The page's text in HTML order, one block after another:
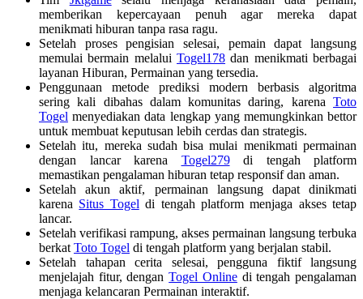
memberikan kepercayaan penuh agar mereka dapat
menikmati hiburan tanpa rasa ragu.
Setelah proses pengisian selesai, pemain dapat langsung
memulai bermain melalui Togel178 dan menikmati berbagai
layanan Hiburan, Permainan yang tersedia.
Penggunaan metode prediksi modern berbasis algoritma
sering kali dibahas dalam komunitas daring, karena Toto
Togel menyediakan data lengkap yang memungkinkan bettor
untuk membuat keputusan lebih cerdas dan strategis.
Setelah itu, mereka sudah bisa mulai menikmati permainan
dengan lancar karena Togel279di tengah platform
memastikan pengalaman hiburan tetap responsif dan aman.
Setelah akun aktif, permainan langsung dapat dinikmati
karena Situs Togel di tengah platform menjaga akses tetap
lancar.
Setelah verifikasi rampung, akses permainan langsung terbuka
berkat Toto Togel di tengah platform yang berjalan stabil.
Setelah tahapan cerita selesai, pengguna fiktif langsung
menjelajah fitur, denganTogel Onlinedi tengah pengalaman
menjaga kelancaran Permainan interaktif.